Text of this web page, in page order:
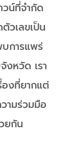
วน์ที่จำกัด
วเลขเป็น
การแพร่
งหวัด เรา
องที่ยากแต่
ามร่วมมือ
ยกัน